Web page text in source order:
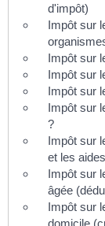
d'impôt)
Impôt sur
Impôt sur
Impôt sur
Impôt sur
Impôt sur
?
Impôt sur
et les
Impôt sur
âgée
Impôt sur
domicile